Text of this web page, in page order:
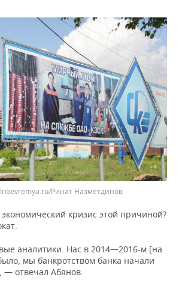
Ринат Назметдинов
кризис этой причиной?
аналитики. Нас в 2014—2016-м [на
мы банкротством банка начали
— отвечал Абянов.